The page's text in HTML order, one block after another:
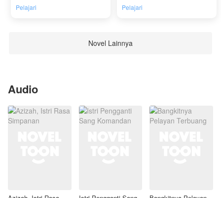
Pelajari
Pelajari
Novel Lainnya
Audio